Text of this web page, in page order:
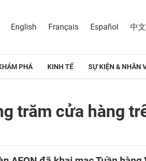
English Français Español 中文
PHÁ KINH TẾ SỰ KIỆN & NHÂN
trăm cửa hàng